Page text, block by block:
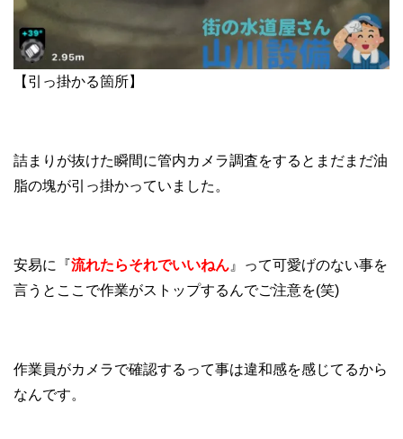
【引っ掛かる箇所】
詰まりが抜けた瞬間に管内カメラ調査をするとまだまだ油
脂の塊が引っ掛かっていました。
安易に『流れたらそれでいいねん 』って可愛げのない事を
言うとここで作業がストップするんでご注意を(笑)
作業員がカメラで確認するって事は違和感を感じてるから
なんです。